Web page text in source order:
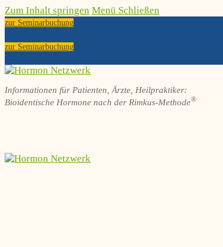
Zum Inhalt springen Menü Schließen
zur Seminarbuchung
zur Seminarbuchung
Informationen für Patienten, Ärzte, Heilpraktiker:
Bioidentische Hormone nach der Rimkus-Methode®